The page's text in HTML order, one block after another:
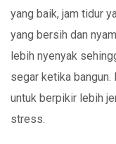
yang baik, jam tidur
yang bersih dan
lebih nyenyak
segar ketika
untuk berpikir lebih
stress.